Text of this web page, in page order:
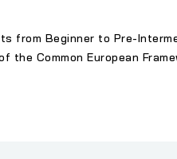
from Beginner to Pre-
Common European